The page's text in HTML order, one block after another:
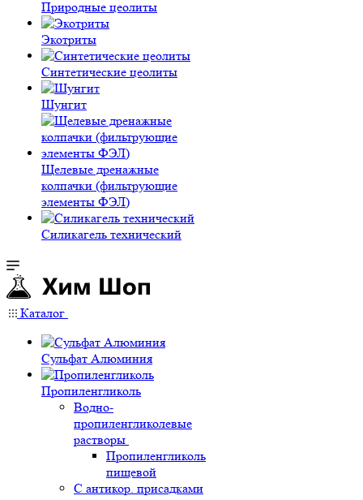
Природные цеолиты
Экотриты
Синтетические цеолиты
Шунгит
Щелевые дренажные
колпачки (фильтрующие
элементы ФЭЛ)
Силикагель технический
Каталог
Сульфат Алюминия
Пропиленгликоль
Водно-
пропиленгликолевые
растворы
Пропиленгликоль
пищевой
С антикор. присадками